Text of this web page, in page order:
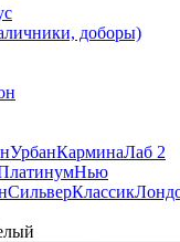
доборы)
УрбанКарминаЛаб 2
Нью
СильверКлассик